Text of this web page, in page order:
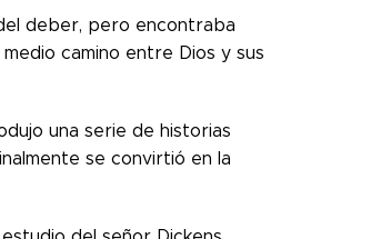
deber, pero encontraba
camino entre Dios y sus
una serie de historias
se convirtió en la